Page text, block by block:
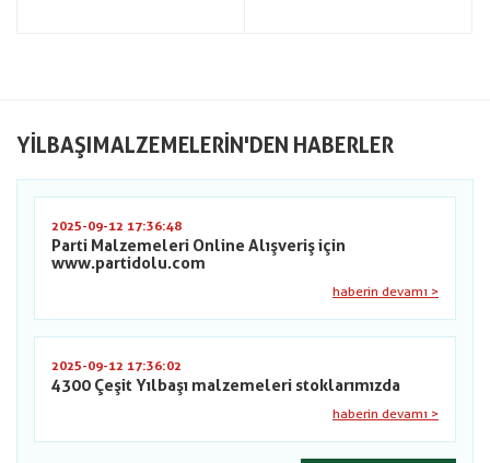
YILBAŞIMALZEMELERIN'DEN HABERLER
2025-09-12 17:36:48
Parti Malzemeleri Online Alışveriş için
www.partidolu.com
haberin devamı >
2025-09-12 17:36:02
4300 Çeşit Yılbaşı malzemeleri stoklarımızda
haberin devamı >